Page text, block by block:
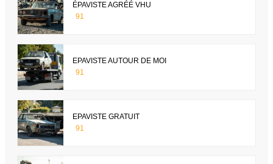
ÉPAVISTE AGRÉÉ VHU
91
EPAVISTE AUTOUR DE MOI
91
EPAVISTE GRATUIT
91